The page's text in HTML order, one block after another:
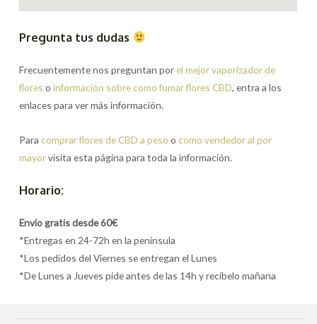
Pregunta tus dudas
Frecuentemente nos preguntan porel mejor vaporizador de
flores oinformación sobre como fumar flores CBD, entra a los
enlaces para ver más información.
Paracomprar flores de CBD a peso ocomo vendedor al por
mayorvisita esta página para toda la información.
Horario:
Envío gratis desde 60€
*Entregas en 24-72h en la península
*Los pedidos del Viernes se entregan el Lunes
*De Lunes a Jueves pide antes de las 14h y recíbelo mañana